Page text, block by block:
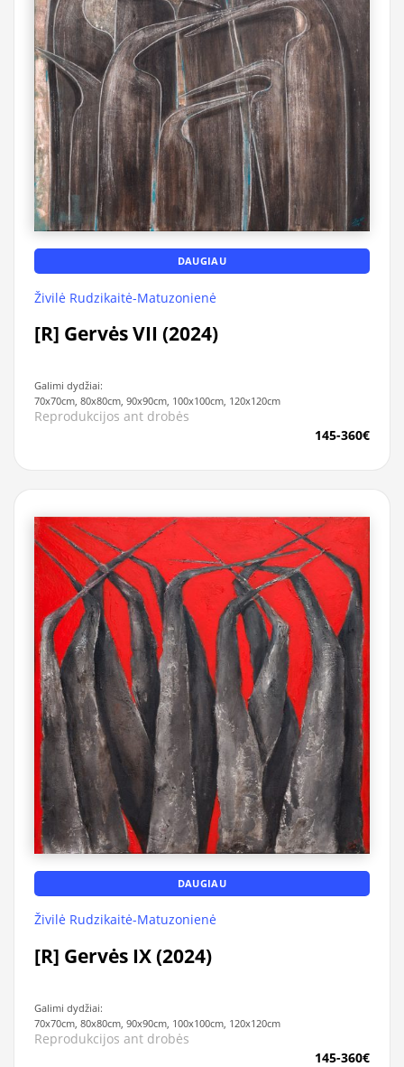
DAUGIAU
Živilė Rudzikaitė-Matuzonienė
[R] Gervės VII (2024)
Galimi dydžiai:
70x70cm, 80x80cm, 90x90cm, 100x100cm, 120x120cm
Reprodukcijos ant drobės
145-360€
DAUGIAU
Živilė Rudzikaitė-Matuzonienė
[R] Gervės IX (2024)
Galimi dydžiai:
70x70cm, 80x80cm, 90x90cm, 100x100cm, 120x120cm
Reprodukcijos ant drobės
145-360€